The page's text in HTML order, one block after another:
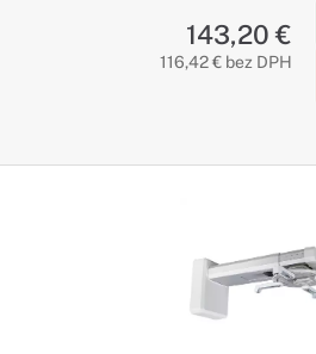
143,20 €
116,42 € bez DPH